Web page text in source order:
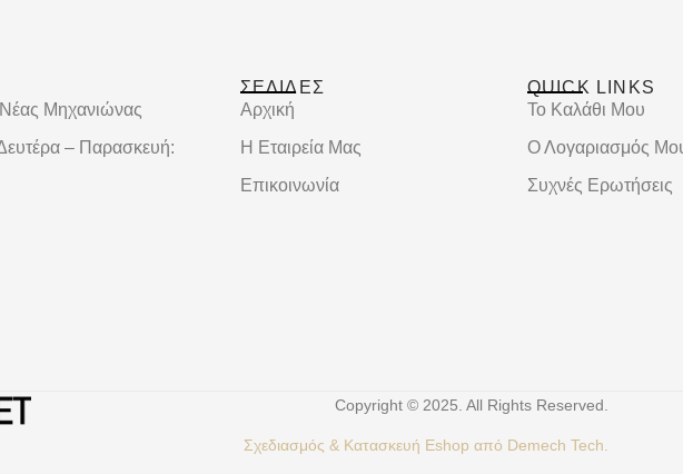
Νέας Μηχανιώνας
– Παρασκευή:
ΣΕΛΙΔΕΣ
Αρχική
Η Εταιρεία Μας
Επικοινωνία
QUICK LINKS
Το Καλάθι Μου
Ο Λογαριασμός
Συχνές Ερωτήσεις
Copyright © 2025. All Rights Reserved.
Σχεδιασμός & Κατασκευή Eshop από Demech Tech.